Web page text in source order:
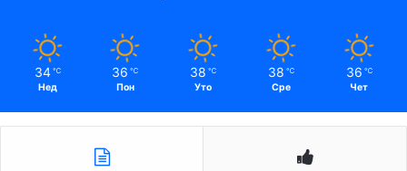
34 ℃
Нед
36 ℃
Пон
38 ℃
Уто
38 ℃
Сре
36 ℃
Чет